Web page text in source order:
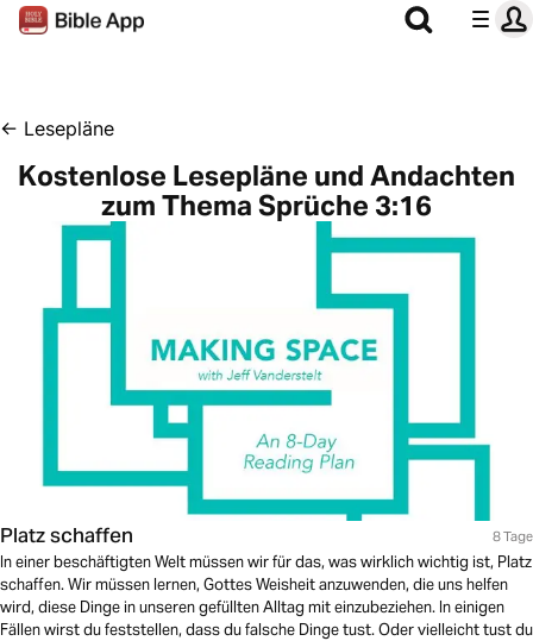
← Lesepläne
Kostenlose Lesepläne und Andachten
zum Thema Sprüche 3:16
Platz schaffen 8 Tage
In einer beschäftigten Welt müssen wir für das, was wirklich wichtig ist, Platz
schaffen. Wir müssen lernen, Gottes Weisheit anzuwenden, die uns helfen
wird, diese Dinge in unseren gefüllten Alltag mit einzubeziehen. In einigen
Fällen wirst du feststellen, dass du falsche Dinge tust. Oder vielleicht tust du